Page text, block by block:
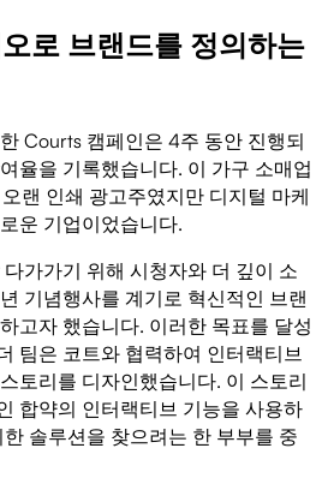
로 브랜드를 정의하는
Courts 캠페인은 4주 동안 진행되
율을 기록했습니다. 이 가구 소매업
랜 인쇄 광고주였지만 디지털 마케
운 기업이었습니다.
가가기 위해 시청자와 더 깊이 소
기념행사를 계기로 혁신적인 브랜
고자 했습니다. 이러한 목표를 달성
팀은 코트와 협력하여 인터랙티브
토리를 디자인했습니다. 이 스토리
합약의 인터랙티브 기능을 사용하
솔루션을 찾으려는 한 부부를 중